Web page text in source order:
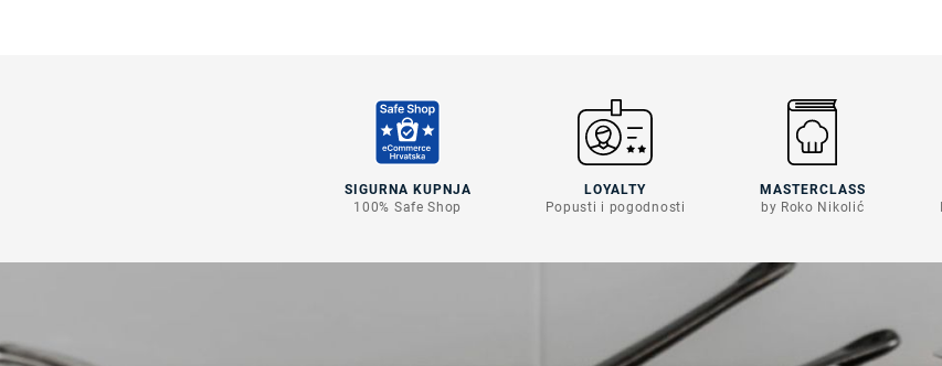
SIGURNA KUPNJA
100% Safe Shop
LOYALTY
Popusti i pogodnosti
MASTERCLASS
by Roko Nikolić